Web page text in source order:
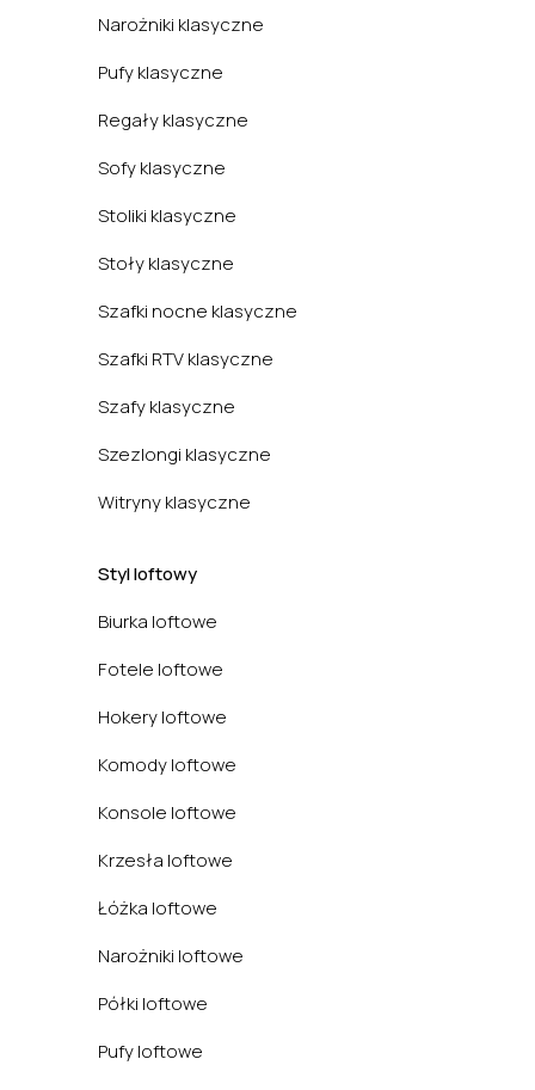
Narożniki klasyczne
Pufy klasyczne
Regały klasyczne
Sofy klasyczne
Stoliki klasyczne
Stoły klasyczne
Szafki nocne klasyczne
Szafki RTV klasyczne
Szafy klasyczne
Szezlongi klasyczne
Witryny klasyczne
Styl loftowy
Biurka loftowe
Fotele loftowe
Hokery loftowe
Komody loftowe
Konsole loftowe
Krzesła loftowe
Łóżka loftowe
Narożniki loftowe
Półki loftowe
Pufy loftowe